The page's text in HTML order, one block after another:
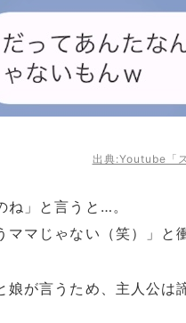
出典:Youtube「
ね」と言うと…。
マじゃない（笑）」と
娘が言うため、主人公は